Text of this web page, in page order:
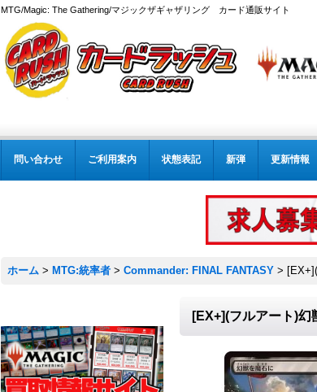
MTG/Magic: The Gathering/マジックザギャザリング カード通販サイト
問い合わせ ご利用案内 状態表記 新弾 更新情報
ホーム > MTG:統率者 > Commander: FINAL FANTASY >
[EX+](フルアート)